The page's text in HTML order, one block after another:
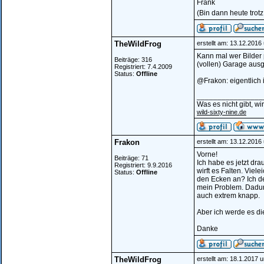
Frank
(Bin dann heute
TheWildFrog
Beiträge: 316
Registriert: 7.4.2009
Status: Offline
erstellt am: 13.12.2016
Kann mal wer
(vollen) Garage
@Frakon:
Was es nicht gibt,
wild-sixty-nine.de
Frakon
Beiträge: 71
Registriert: 9.9.2016
Status: Offline
erstellt am: 13.12.2016
Vorne!
Ich habe es jetzt
wirft es Falten.
den Ecken an? Ich
mein Problem.
auch extrem knapp.
Aber ich werde es
Danke
TheWildFrog erstellt am: 18.1.2017